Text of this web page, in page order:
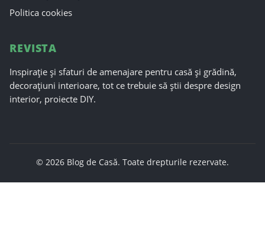
Politica cookies
REVISTA
Inspirație și sfaturi de amenajare pentru casă și grădină,
decorațiuni interioare, tot ce trebuie să știi despre design
interior, proiecte DIY.
© 2026 Blog de Casă. Toate drepturile rezervate.